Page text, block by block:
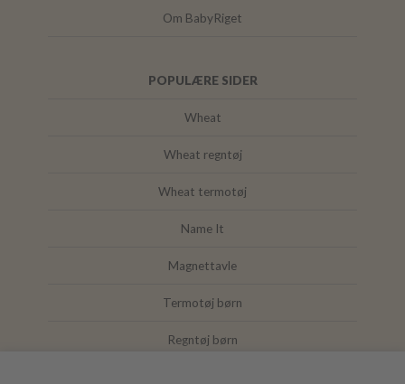
Om BabyRiget
POPULÆRE SIDER
Wheat
Wheat regntøj
Wheat termotøj
Name It
Magnettavle
Termotøj børn
Regntøj børn